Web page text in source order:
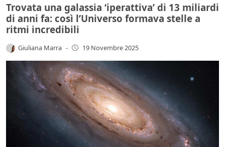
Trovata una galassia ‘iperattiva’ di 13 miliardi
di anni fa: così l’Universo formava stelle a
ritmi incredibili
Giuliana Marra - 19 Novembre 2025